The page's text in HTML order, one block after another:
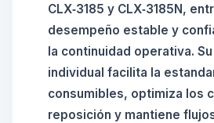
CLX‑3185 y CLX‑3185N,
desempeño estable y
la continuidad operativa.
individual facilita la
consumibles, optimiza los
reposición y mantiene